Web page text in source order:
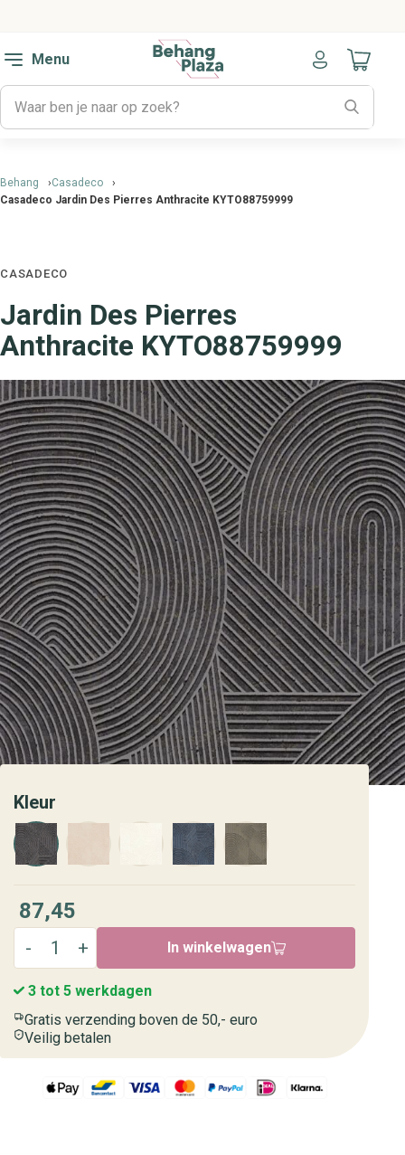
Menu
Naar
Behang
Casadeco
Casadeco Jardin Des Pierres Anthracite KYTO88759999
CASADECO
Jardin Des Pierres
Anthracite KYTO88759999
Kleur
87,45
In winkelwagen
3 tot 5 werkdagen
Gratis verzending boven de 50,- euro
Veilig betalen